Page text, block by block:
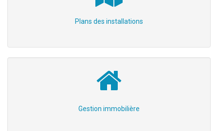
Plans des installations
Gestion immobilière